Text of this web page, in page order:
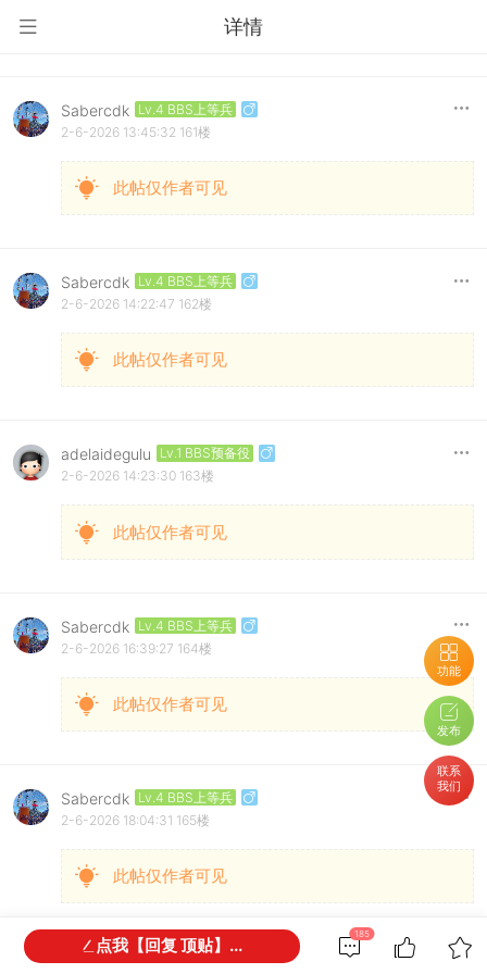
详情
功能
发布
联系
我们
Sabercdk Lv.4 BBS上等兵
2-6-2026 13:45:32 161楼
此帖仅作者可见
Sabercdk Lv.4 BBS上等兵
2-6-2026 14:22:47 162楼
此帖仅作者可见
adelaidegulu
Lv.1 BBS预备役
2-6-2026 14:23:30 163楼
此帖仅作者可见
Sabercdk Lv.4 BBS上等兵
2-6-2026 16:39:27 164楼
此帖仅作者可见
Sabercdk Lv.4 BBS上等兵
2-6-2026 18:04:31 165楼
此帖仅作者可见
185
点我【回复 顶贴】...